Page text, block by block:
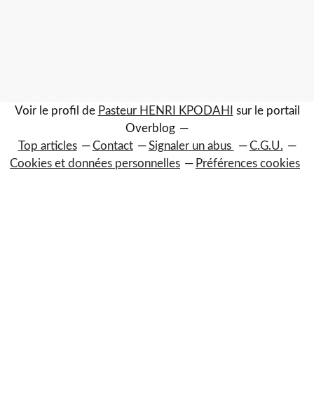
Voir le profil de Pasteur HENRI KPODAHI
sur le portail
Overblog
Top articles
Contact Signaler un abus
C.G.U.
Cookies et données personnelles
Préférences cookies